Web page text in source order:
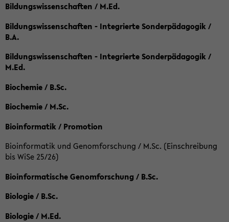
Bildungswissenschaften / M.Ed.
Bildungswissenschaften - Integrierte Sonderpädagogik /
B.A.
Bildungswissenschaften - Integrierte Sonderpädagogik /
M.Ed.
Biochemie / B.Sc.
Biochemie / M.Sc.
Bioinformatik / Promotion
Bioinformatik und Genomforschung / M.Sc. (Einschreibung
bis WiSe 25/26)
Bioinformatische Genomforschung / B.Sc.
Biologie / B.Sc.
Biologie / M.Ed.